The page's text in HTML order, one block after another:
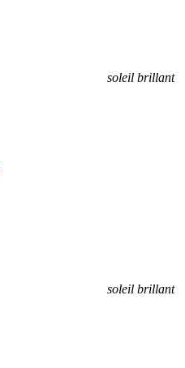
soleil brillant
soleil brillant